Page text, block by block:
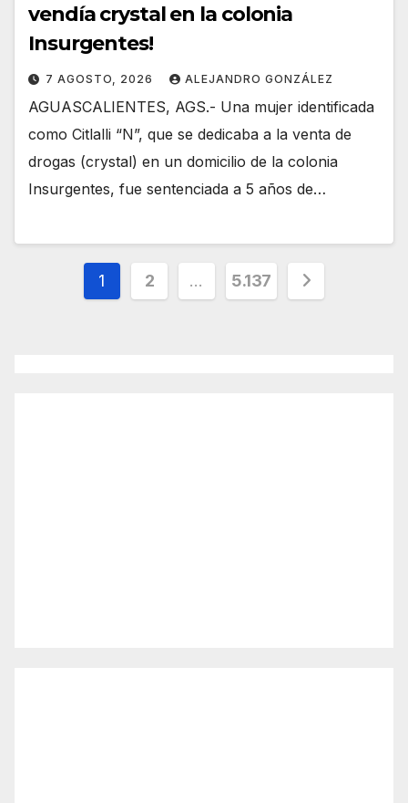
vendía crystal en la colonia
Insurgentes!
7 AGOSTO, 2026 ALEJANDRO GONZÁLEZ
AGUASCALIENTES, AGS.- Una mujer identificada
como Citlalli “N”, que se dedicaba a la venta de
drogas (crystal) en un domicilio de la colonia
Insurgentes, fue sentenciada a 5 años de…
Paginación
1 2 … 5.137